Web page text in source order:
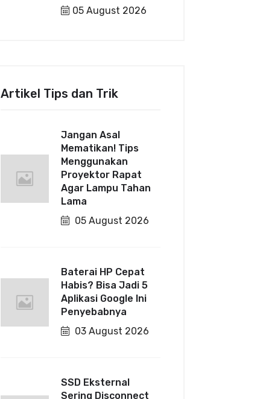
05 August 2026
Artikel Tips dan Trik
Jangan Asal
Mematikan! Tips
Menggunakan
Proyektor Rapat
Agar Lampu Tahan
Lama
05 August 2026
Baterai HP Cepat
Habis? Bisa Jadi 5
Aplikasi Google Ini
Penyebabnya
03 August 2026
SSD Eksternal
Sering Disconnect